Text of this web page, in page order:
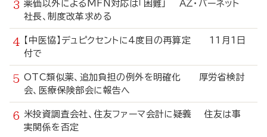
薬価以外によるMFN対応は「困難」 AZ・バーネット
社長、制度改革求める
【中医協】デュピクセントに4度目の再算定 11月1日
付で
OTC類似薬、追加負担の例外を明確化 厚労省検討
会、医療保険部会に報告へ
米投資調査会社、住友ファーマ会計に疑義 住友は事
実関係を否定